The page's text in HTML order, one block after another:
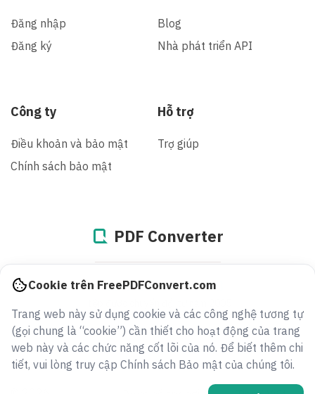
Đăng nhập
Đăng ký
Blog
Nhà phát triển API
Công ty
Điều khoản và bảo mật
Chính sách bảo mật
Hỗ trợ
Trợ giúp
PDF Converter
943252528921
Cookie trên FreePDFConvert.com
Trang web này sử dụng cookie và các công nghệ tương tự
(gọi chung là “cookie”) cần thiết cho hoạt động của trang
web này và các chức năng cốt lõi của nó. Để biết thêm chi
tiết, vui lòng truy cập Chính sách Bảo mật của chúng tôi.